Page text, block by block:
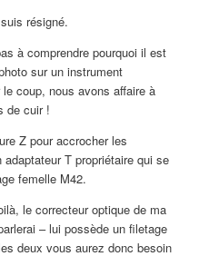
résigné.
à comprendre pourquoi il est
sur un instrument
coup, nous avons affaire à
de cuir !
Z pour accrocher les
T propriétaire qui se
femelle M42.
le correcteur optique de ma
– lui possède un filetage
deux vous aurez donc besoin